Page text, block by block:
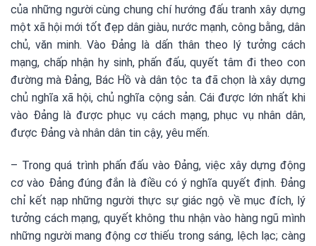
của những người cùng chung chí hướng đấu tranh xây dựng
một xã hội mới tốt đẹp dân giàu, nước mạnh, công bằng, dân
chủ, văn minh. Vào Đảng là dấn thân theo lý tưởng cách
mạng, chấp nhận hy sinh, phấn đấu, quyết tâm đi theo con
đường mà Đảng, Bác Hồ và dân tộc ta đã chọn là xây dựng
chủ nghĩa xã hội, chủ nghĩa cộng sản. Cái được lớn nhất khi
vào Đảng là được phục vụ cách mạng, phục vụ nhân dân,
được Đảng và nhân dân tin cậy, yêu mến.
– Trong quá trình phấn đấu vào Đảng, việc xây dựng động
cơ vào Đảng đúng đắn là điều có ý nghĩa quyết định. Đảng
chỉ kết nạp những người thực sự giác ngộ về mục đích, lý
tưởng cách mạng, quyết không thu nhận vào hàng ngũ mình
những người mang động cơ thiếu trong sáng, lệch lạc; càng